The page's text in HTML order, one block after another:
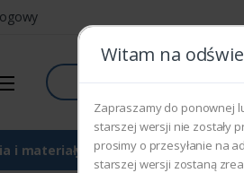
Szukaj
i materiały eksploatacyjne
Witam na
Zapraszamy do ponownej
starszej wersji nie zostały
prosimy o przesyłanie na
starszej wersji zostaną